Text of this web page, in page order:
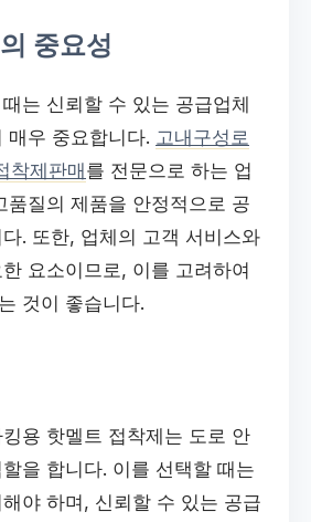
중요성
는 신뢰할 수 있는 공급업체
매우 중요합니다. 고내구성로
착제판매를 전문으로 하는 업
품질의 제품을 안정적으로 공
. 또한, 업체의 고객 서비스와
요소이므로, 이를 고려하여
것이 좋습니다.
용 핫멜트 접착제는 도로 안
을 합니다. 이를 선택할 때는
야 하며, 신뢰할 수 있는 공급